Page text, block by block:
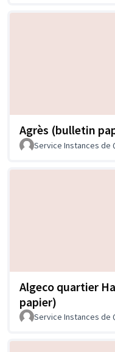
Agrès (bulletin
Service Instances de
Algeco quartier
papier)
Service Instances de